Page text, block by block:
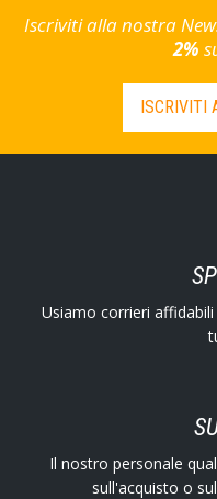
Iscriviti alla nostra
2%
ISCRIVITI
Usiamo corrieri
Il nostro personale
sull'acquisto o